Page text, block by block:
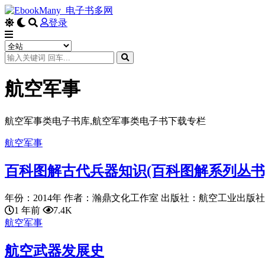
登录
航空军事
航空军事类电子书库,航空军事类电子书下载专栏
航空军事
百科图解古代兵器知识(百科图解系列丛
年份：2014年 作者：瀚鼎文化工作室 出版社：航空工业出版
1 年前
7.4K
航空军事
航空武器发展史